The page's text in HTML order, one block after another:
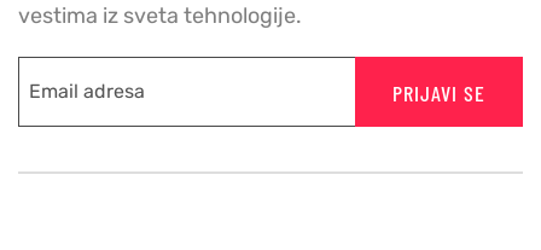
vestima iz sveta tehnologije.
PRIJAVI SE